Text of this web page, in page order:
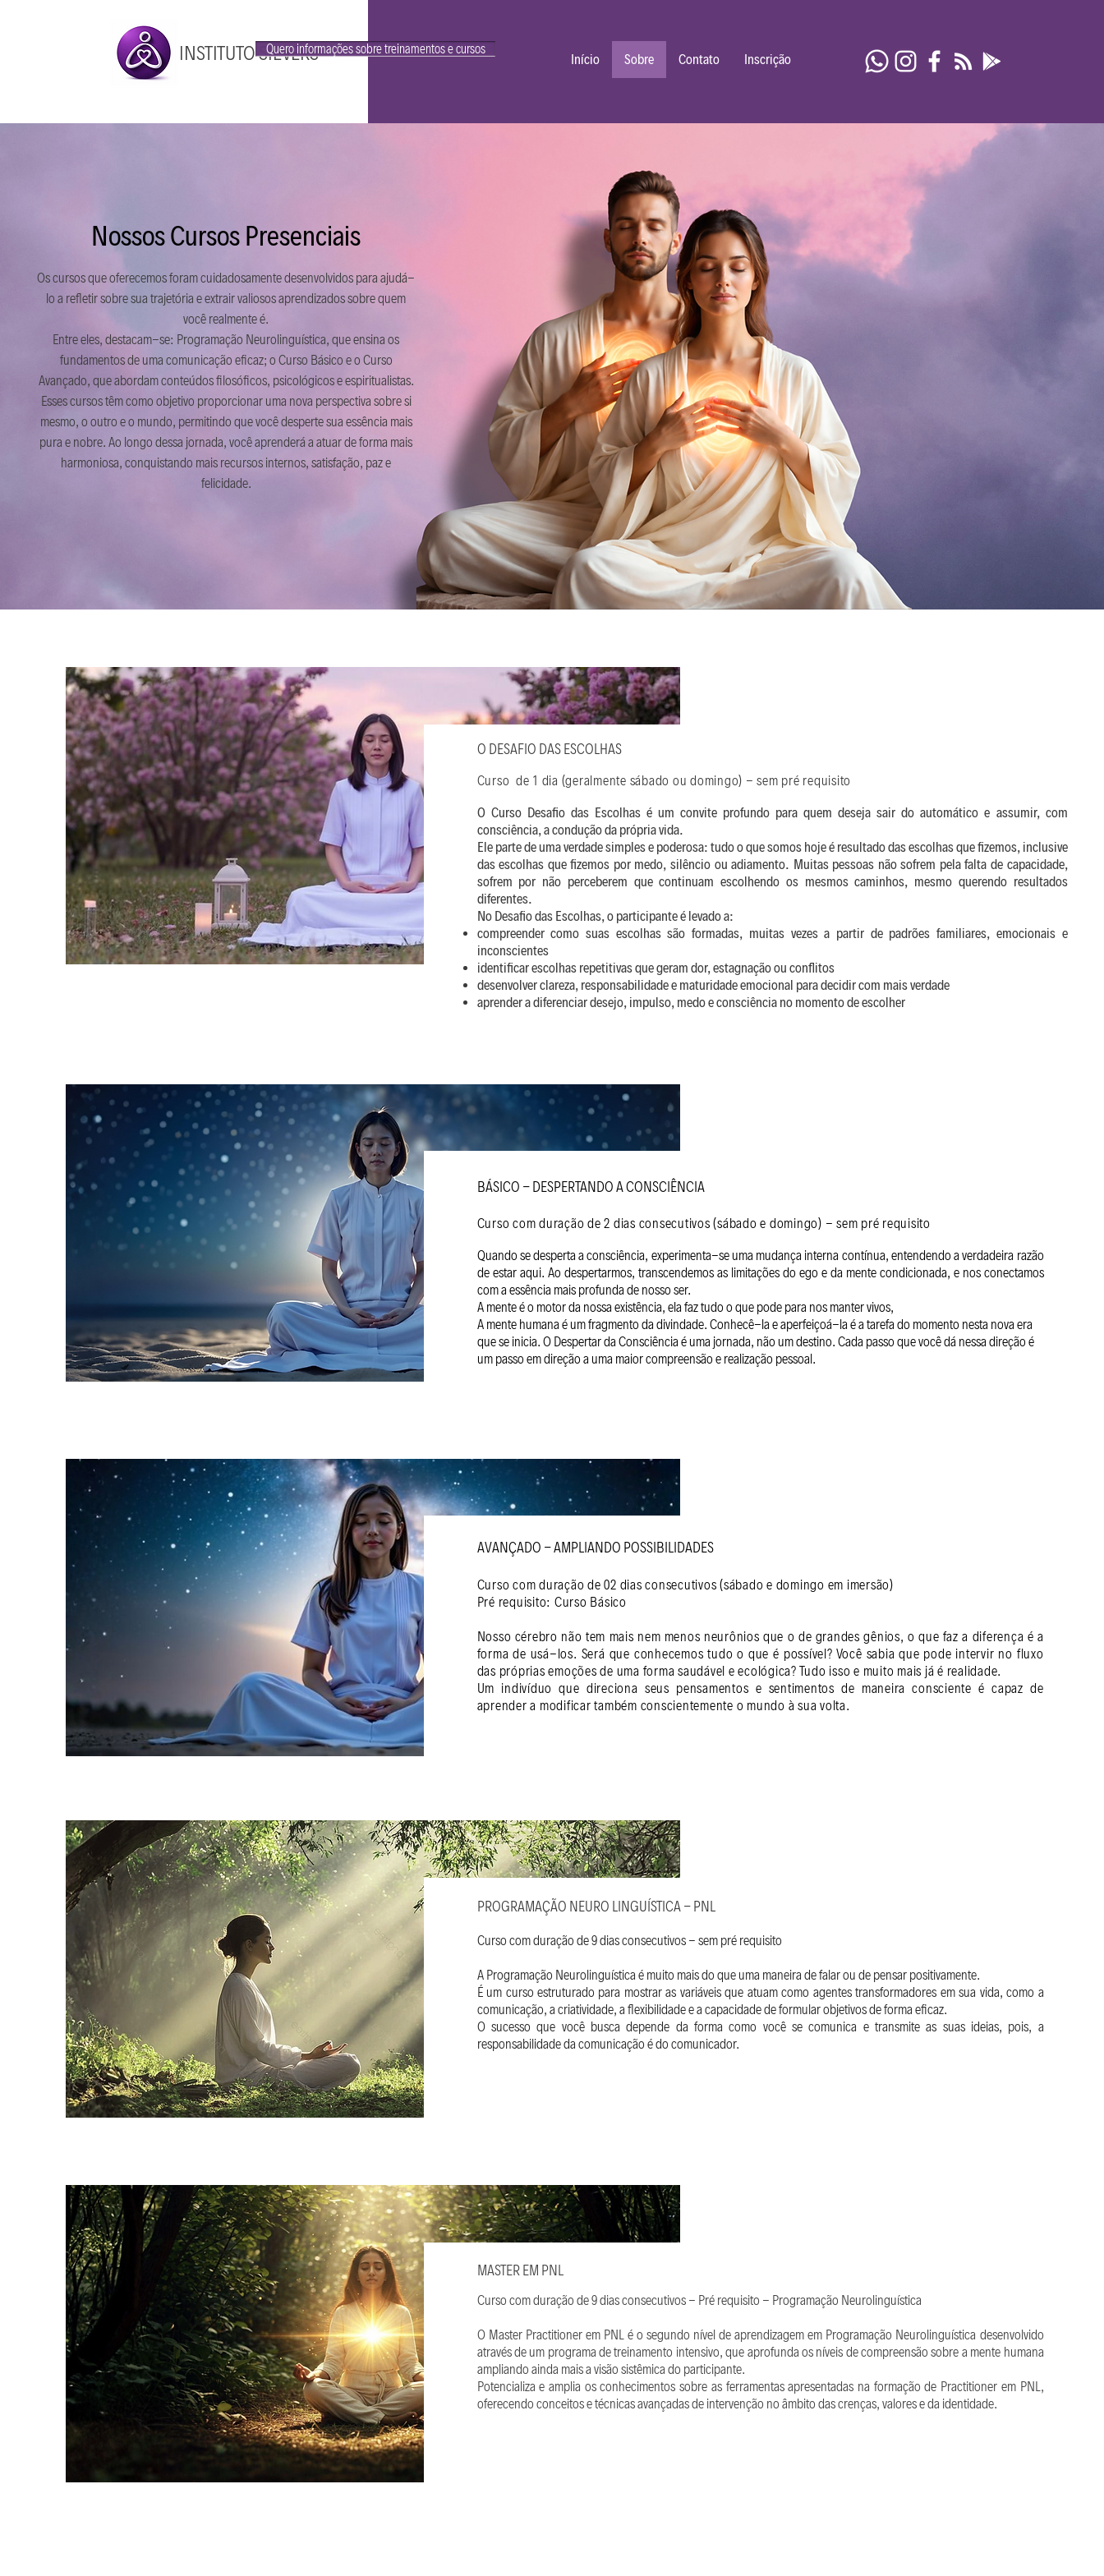
INSTITUTO SIEVERSQuero informações sobre treinamentos e cursos
Início Sobre Contato Inscrição
Nossos Cursos Presenciais
Os cursos que oferecemos foram cuidadosamente desenvolvidos para ajudá-
lo a refletir sobre sua trajetória e extrair valiosos aprendizados sobre quem
você realmente é.
Entre eles, destacam-se: Programação Neurolinguística, que ensina os
fundamentos de uma comunicação eficaz; o Curso Básico e o Curso
Avançado, que abordam conteúdos filosóficos, psicológicos e espiritualistas.
Esses cursos têm como objetivo proporcionar uma nova perspectiva sobre si
mesmo, o outro e o mundo, permitindo que você desperte sua essência mais
pura e nobre. Ao longo dessa jornada, você aprenderá a atuar de forma mais
harmoniosa, conquistando mais recursos internos, satisfação, paz e
felicidade.
Welcome
O DESAFIO DAS ESCOLHAS
Curso de 1 dia (geralmente sábado ou domingo) - sem pré requisito​
O Curso Desafio das Escolhas é um convite profundo para quem deseja sair do automático e assumir, com
consciência, a condução da própria vida.
Ele parte de uma verdade simples e poderosa: tudo o que somos hoje é resultado das escolhas que fizemos, inclusive
das escolhas que fizemos por medo, silêncio ou adiamento. Muitas pessoas não sofrem pela falta de capacidade,
sofrem por não perceberem que continuam escolhendo os mesmos caminhos, mesmo querendo resultados
diferentes.
No Desafio das Escolhas, o participante é levado a:
compreender como suas escolhas são formadas, muitas vezes a partir de padrões familiares, emocionais e
inconscientes
identificar escolhas repetitivas que geram dor, estagnação ou conflitos
desenvolver clareza, responsabilidade e maturidade emocional para decidir com mais verdade
aprender a diferenciar desejo, impulso, medo e consciência no momento de escolher
BÁSICO - DESPERTANDO A CONSCIÊNCIA
Curso com duração de 2 dias consecutivos (sábado e domingo) - sem pré requisito​
Quando se desperta a consciência, experimenta-se uma mudança interna contínua, entendendo a verdadeira razão
de estar aqui. Ao despertarmos, transcendemos as limitações do ego e da mente condicionada, e nos conectamos
com a essência mais profunda de nosso ser.
A mente é o motor da nossa existência, ela faz tudo o que pode para nos manter vivos,
A mente humana é um fragmento da divindade. Conhecê-la e aperfeiçoá-la é a tarefa do momento nesta nova era
que se inicia. O Despertar da Consciência é uma jornada, não um destino. Cada passo que você dá nessa direção é
um passo em direção a uma maior compreensão e realização pessoal.
AVANÇADO - AMPLIANDO POSSIBILIDADES
Curso com duração de 02 dias consecutivos (sábado e domingo em imersão)
Pré requisito: Curso Básico
Nosso cérebro não tem mais nem menos neurônios que o de grandes gênios, o que faz a diferença é a
forma de usá-los. Será que conhecemos tudo o que é possível? Você sabia que pode intervir no fluxo
das próprias emoções de uma forma saudável e ecológica? Tudo isso e muito mais já é realidade.
Um indivíduo que direciona seus pensamentos e sentimentos de maneira consciente é capaz de
aprender a modificar também conscientemente o mundo à sua volta.
PROGRAMAÇÃO NEURO LINGUÍSTICA - PNL
Curso com duração de 9 dias consecutivos - sem pré requisito
A Programação Neurolinguística é muito mais do que uma maneira de falar ou de pensar positivamente.
É um curso estruturado para mostrar as variáveis que atuam como agentes transformadores em sua vida, como a
comunicação, a criatividade, a flexibilidade e a capacidade de formular objetivos de forma eficaz.
O sucesso que você busca depende da forma como você se comunica e transmite as suas ideias, pois, a
responsabilidade da comunicação é do comunicador.
MASTER EM PNL
Curso com duração de 9 dias consecutivos - Pré requisito - Programação Neurolinguística
O Master Practitioner em PNL é o segundo nível de aprendizagem em Programação Neurolinguística desenvolvido
através de um programa de treinamento intensivo, que aprofunda os níveis de compreensão sobre a mente humana
ampliando ainda mais a visão sistêmica do participante.
Potencializa e amplia os conhecimentos sobre as ferramentas apresentadas na formação de Practitioner em PNL,
oferecendo conceitos e técnicas avançadas de intervenção no âmbito das crenças, valores e da identidade.